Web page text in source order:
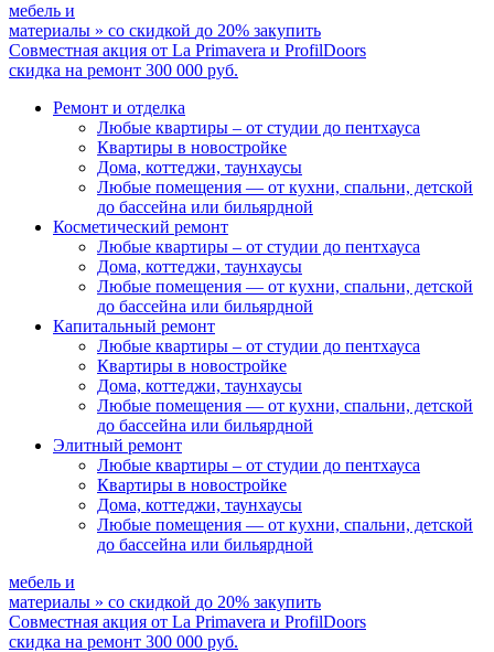
мебель и
материалы » со скидкой до 20% закупить
Совместная акция от La Primavera и ProfilDoors
скидка на ремонт 300 000 руб.
Ремонт и отделка
Любые квартиры – от студии до пентхауса
Квартиры в новостройке
Дома, коттеджи, таунхаусы
Любые помещения — от кухни, спальни, детской
до бассейна или бильярдной
Косметический ремонт
Любые квартиры – от студии до пентхауса
Дома, коттеджи, таунхаусы
Любые помещения — от кухни, спальни, детской
до бассейна или бильярдной
Капитальный ремонт
Любые квартиры – от студии до пентхауса
Квартиры в новостройке
Дома, коттеджи, таунхаусы
Любые помещения — от кухни, спальни, детской
до бассейна или бильярдной
Элитный ремонт
Любые квартиры – от студии до пентхауса
Квартиры в новостройке
Дома, коттеджи, таунхаусы
Любые помещения — от кухни, спальни, детской
до бассейна или бильярдной
мебель и
материалы » со скидкой до 20% закупить
Совместная акция от La Primavera и ProfilDoors
скидка на ремонт 300 000 руб.